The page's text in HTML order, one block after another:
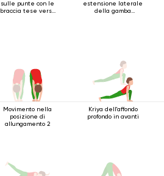
sulle punte con le
braccia tese verso
estensione laterale
della gamba
Movimento nella
posizione di
allungamento 2
Kriya dell'affondo
profondo in avanti